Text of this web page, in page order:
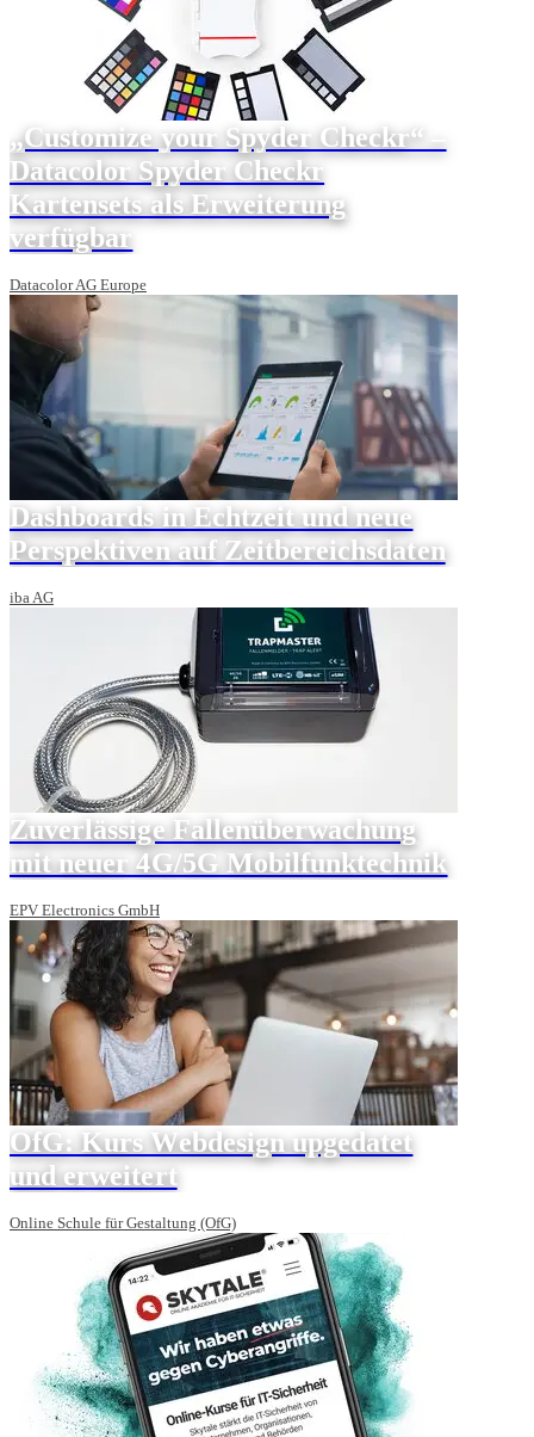
„Customize your Spyder Checkr“ –
Datacolor Spyder Checkr
Kartensets als Erweiterung
verfügbar
Datacolor AG Europe
Dashboards in Echtzeit und neue
Perspektiven auf Zeitbereichsdaten
iba AG
Zuverlässige Fallenüberwachung
mit neuer 4G/5G Mobilfunktechnik
EPV Electronics GmbH
OfG: Kurs Webdesign upgedatet
und erweitert
Online Schule für Gestaltung (OfG)